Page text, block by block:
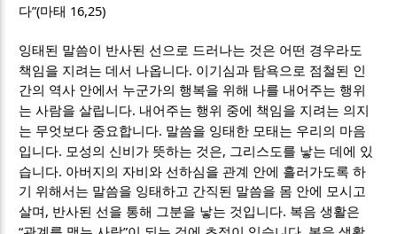
다”(마태 16,25)
잉태된 말씀이 반사된 선으로 드러나는 것은 어떤 경우라도
책임을 지려는 데서 나옵니다. 이기심과 탐욕으로 점철된 인
간의 역사 안에서 누군가의 행복을 위해 나를 내어주는 행위
는 사람을 살립니다. 내어주는 행위 중에 책임을 지려는 의지
는 무엇보다 중요합니다. 말씀을 잉태한 모태는 우리의 마음
입니다. 모성의 신비가 뜻하는 것은, 그리스도를 낳는 데에 있
습니다. 아버지의 자비와 선하심을 관계 안에 흘러가도록 하
기 위해서는 말씀을 잉태하고 간직된 말씀을 몸 안에 모시고
살며 , 반사된 선을 통해 그분을 낳는 것입니다. 복음 생활은